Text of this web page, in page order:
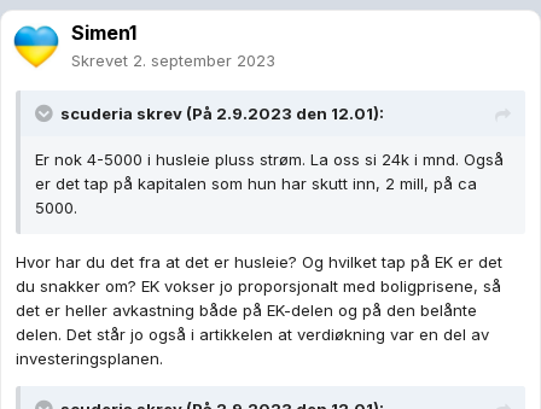
Simen1
Skrevet 2. september 2023
scuderia skrev (På 2.9.2023 den 12.01):
Er nok 4-5000 i husleie pluss strøm. La oss si 24k i mnd. Også
er det tap på kapitalen som hun har skutt inn, 2 mill, på ca
5000.
Hvor har du det fra at det er husleie? Og hvilket tap på EK er det
du snakker om? EK vokser jo proporsjonalt med boligprisene, så
det er heller avkastning både på EK-delen og på den belånte
delen. Det står jo også i artikkelen at verdiøkning var en del av
investeringsplanen.